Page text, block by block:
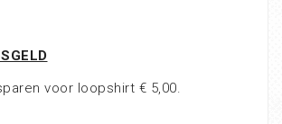
voor loopshirt € 5,00.